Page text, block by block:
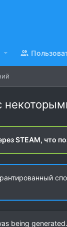
STEAM, что
being